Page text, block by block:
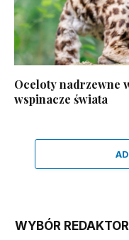
Oceloty nadrzewne
wspinacze świata
WYBÓR